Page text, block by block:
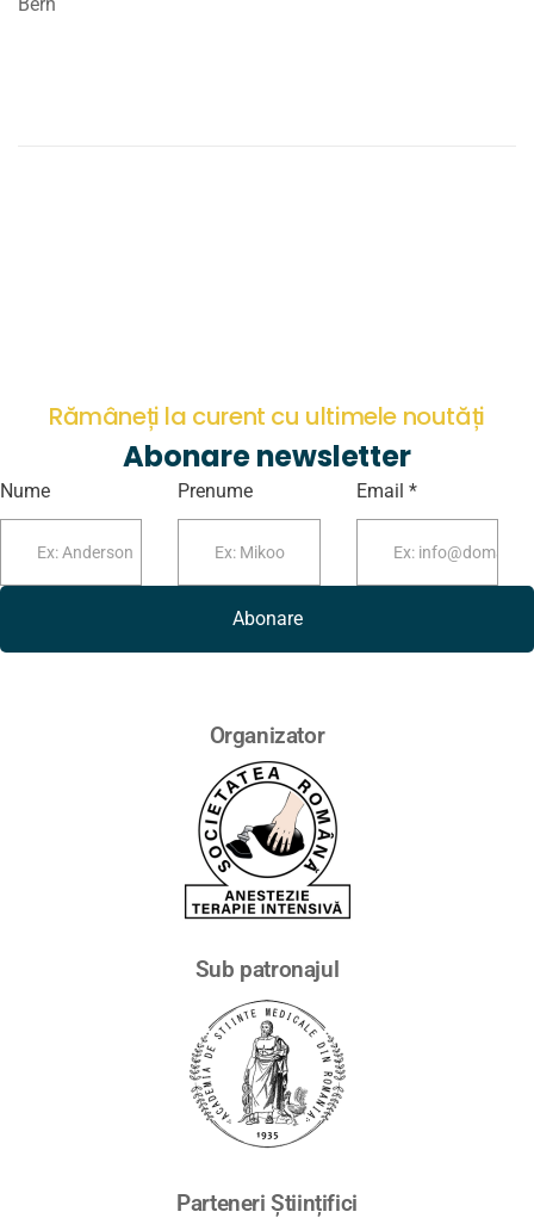
Rămâneți la curent cu ultimele noutăți
Abonare newsletter
Nume Prenume Email *
Abonare
Organizator
Sub patronajul
Parteneri Științifici